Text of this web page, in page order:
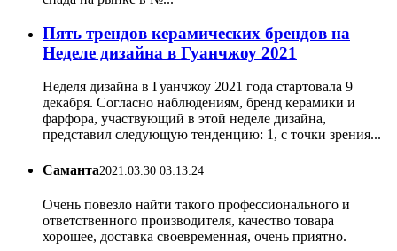
Пять трендов керамических брендов на
Неделе дизайна в Гуанчжоу 2021
Неделя дизайна в Гуанчжоу 2021 года стартовала 9
декабря. Согласно наблюдениям, бренд керамики и
фарфора, участвующий в этой неделе дизайна,
представил следующую тенденцию: 1, с точки зрения...
Саманта2021.03.30 03:13:24
Очень повезло найти такого профессионального и
ответственного производителя, качество товара
хорошее, доставка своевременная, очень приятно.